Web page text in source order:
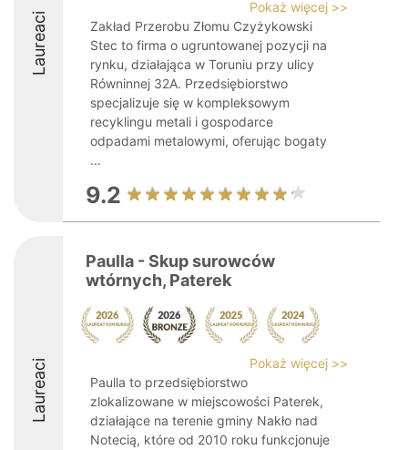
Laureaci
Pokaż więcej >>
Zakład Przerobu Złomu Czyżykowski
Stec to firma o ugruntowanej pozycji na
rynku, działająca w Toruniu przy ulicy
Równinnej 32A. Przedsiębiorstwo
specjalizuje się w kompleksowym
recyklingu metali i gospodarce
odpadami metalowymi, oferując bogaty
...
9.2
Laureaci
Paulla - Skup surowców
wtórnych, Paterek
Pokaż więcej >>
Paulla to przedsiębiorstwo
zlokalizowane w miejscowości Paterek,
działające na terenie gminy Nakło nad
Notecią, które od 2010 roku funkcjonuje